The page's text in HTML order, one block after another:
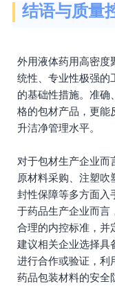
结语与质量
外用液体药用高密度
统性、专业性极强的
的基础性措施。准确
格的包材产品，更能
升洁净管理水平。
对于包材生产企业而
原材料采购、注塑
封性保障等多方面入
于药品生产企业而言
合理的内控标准，并
建议相关企业选择具
进行合作或验证，利
药品包装材料的安全